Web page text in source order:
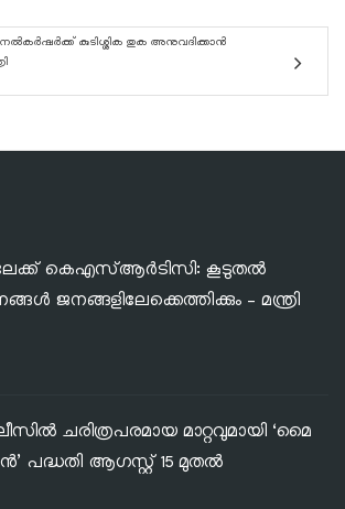
നെൽകർഷർക്ക് കുടിശ്ശിക തുക അനുവദിക്കാൻ
കെഎസ്ആർടിസി: കൂടുതൽ
ജനങ്ങളിലേക്കെത്തിക്കും – മന്ത്രി
ചരിത്രപരമായ മാറ്റവുമായി ‘മൈ
പദ്ധതി ആഗസ്റ്റ് 15 മുതൽ